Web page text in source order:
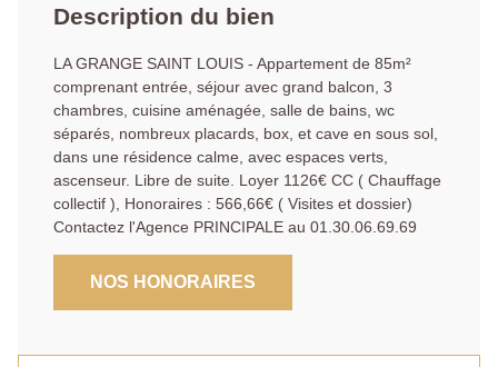
Description du bien
LA GRANGE SAINT LOUIS - Appartement de 85m²
comprenant entrée, séjour avec grand balcon, 3
chambres, cuisine aménagée, salle de bains, wc
séparés, nombreux placards, box, et cave en sous sol,
dans une résidence calme, avec espaces verts,
ascenseur. Libre de suite. Loyer 1126€ CC ( Chauffage
collectif ), Honoraires : 566,66€ ( Visites et dossier)
Contactez l'Agence PRINCIPALE au 01.30.06.69.69
NOS HONORAIRES